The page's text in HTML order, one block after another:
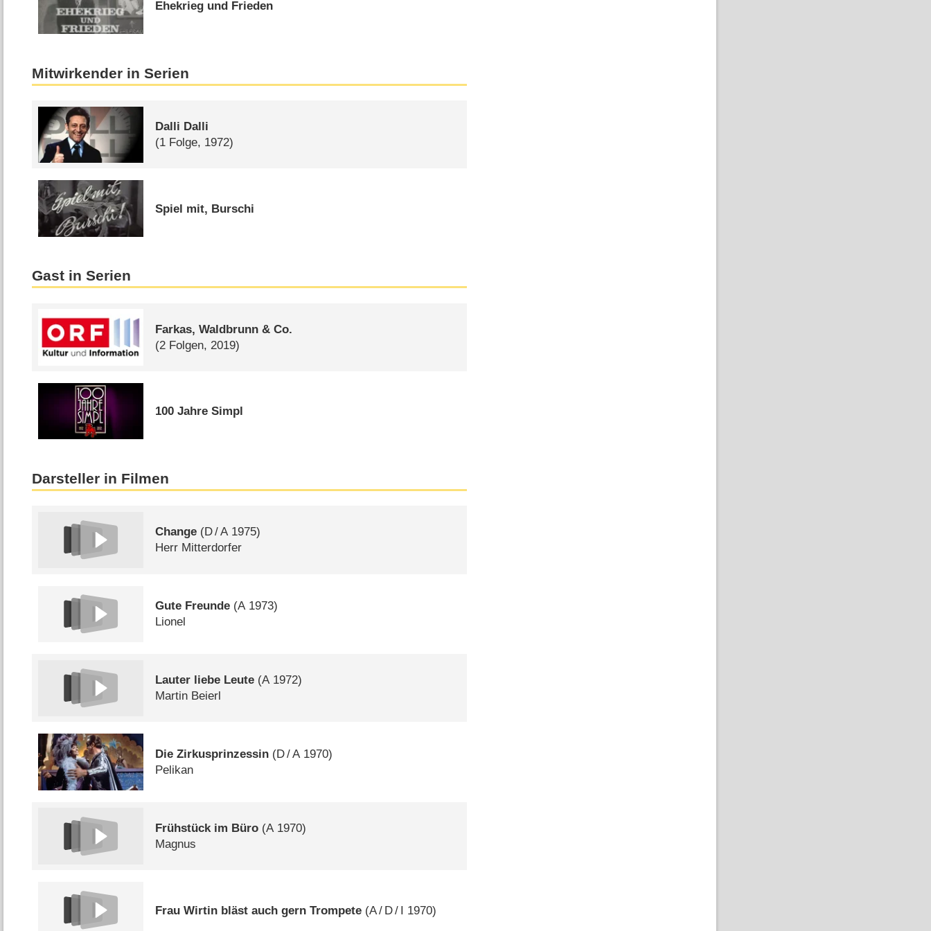
Ehekrieg und Frieden
Mitwirkender in Serien
Dalli Dalli
(1 Folge, 1972)
Spiel mit, Burschi
Gast in Serien
Farkas, Waldbrunn & Co.
(2 Folgen, 2019)
100 Jahre Simpl
Darsteller in Filmen
Change (D/A1975)
Herr Mitterdorfer
Gute Freunde (A1973)
Lionel
Lauter liebe Leute (A1972)
Martin Beierl
Die Zirkusprinzessin (D/A1970)
Pelikan
Frühstück im Büro (A1970)
Magnus
Frau Wirtin bläst auch gern Trompete (A/ D/ I 1970)